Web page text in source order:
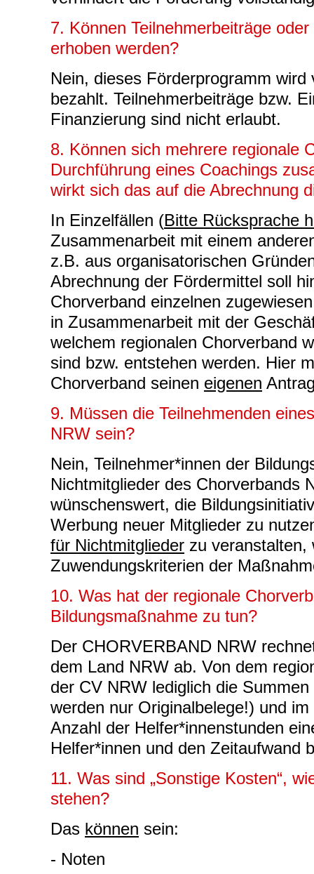
7. Können Teilnehmerbeiträge
erhoben werden?
Nein, dieses Förderprogramm
bezahlt. Teilnehmerbeiträge bzw.
Finanzierung sind nicht erlaubt.
8. Können sich mehrere regionale
Durchführung eines Coachings
wirkt sich das auf die Abrechnung
In Einzelfällen (Bitte Rücksprache
Zusammenarbeit mit einem
z.B. aus organisatorischen
Abrechnung der Fördermittel soll
Chorverband einzelnen
in Zusammenarbeit mit der
welchem regionalen Chorverband
sind bzw. entstehen werden. Hier
Chorverband seinen eigenen
9. Müssen die Teilnehmenden
NRW sein?
Nein, Teilnehmer*innen der
Nichtmitglieder des Chorverbands
wünschenswert, die
Werbung neuer Mitglieder zu
für Nichtmitglieder zu veranstalten,
Zuwendungskriterien der
10. Was hat der regionale
Bildungsmaßnahme zu tun?
Der CHORVERBAND NRW
dem Land NRW ab. Von dem
der CV NRW lediglich die
werden nur Originalbelege!) und
Anzahl der Helfer*innenstunden
Helfer*innen und den Zeitaufwand
11. Was sind „Sonstige Kosten“,
stehen?
Das können sein:
- Noten